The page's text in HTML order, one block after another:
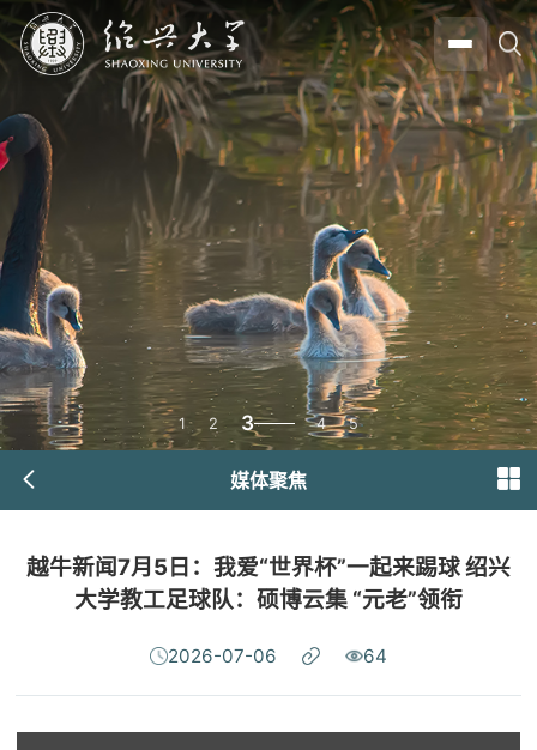
1 2 3 4 5
媒体聚焦
越牛新闻7月5日：我爱“世界杯”一起来踢球 绍兴
大学教工足球队：硕博云集 “元老”领衔
2026-07-06 64